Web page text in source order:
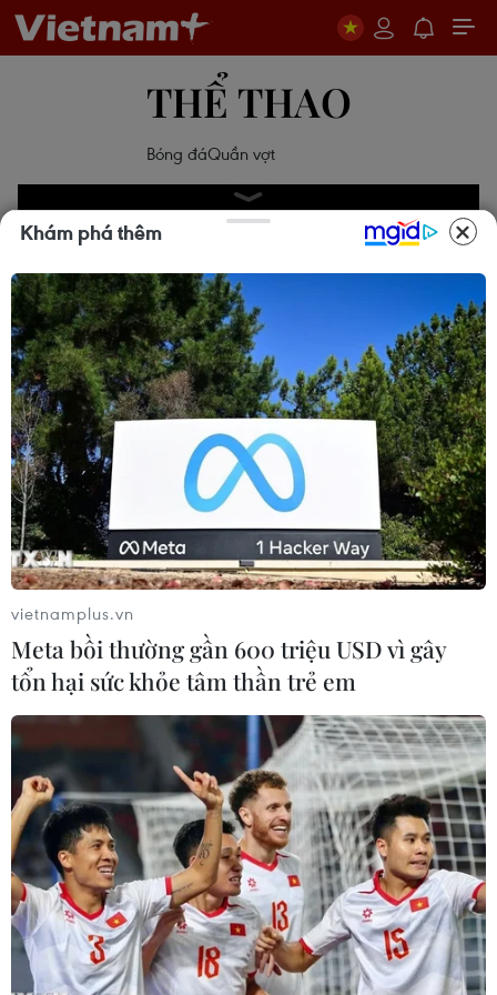
THỂ THAO
Bóng đáQuần vợt
Video
Khám phá thêm
vietnamplus.vn
Meta bồi thường gần 600 triệu USD vì gây
tổn hại sức khỏe tâm thần trẻ em